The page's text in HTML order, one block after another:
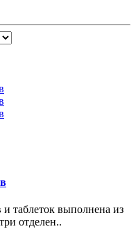
таблеток выполнена из
отделен..